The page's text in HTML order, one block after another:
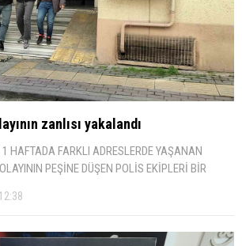
zanlısı yakalandı
HAFTADA FARKLI ADRESLERDE YAŞANAN
PEŞİNE DÜŞEN POLİS EKİPLERİ BİR